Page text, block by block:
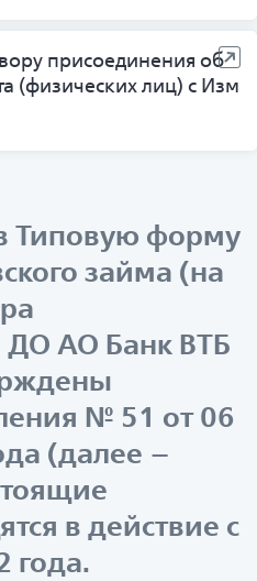
присоединения об
(физических лиц) с Изм
Типовую форму
займа (на
ДО АО Банк ВТБ
№ 51 от 06
(далее –
в действие с
года.